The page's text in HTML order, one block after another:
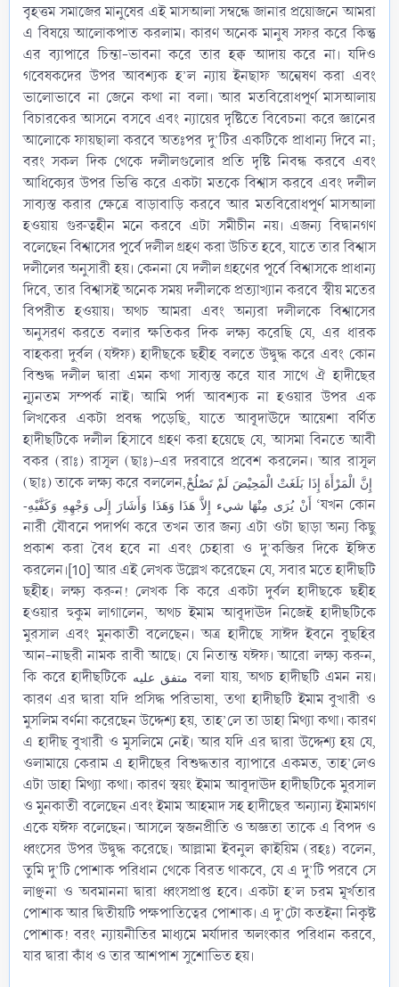
বৃহত্তম সমাজের মানুষের এই মাসআলা সম্বন্ধে জানার প্রয়োজনে আমরা
এ বিষয়ে আলোকপাত করলাম। কারণ অনেক মানুষ সফর করে কিন্তু
এর ব্যাপারে চিন্তা-ভাবনা করে তার হক্ব আদায় করে না। যদিও
গবেষকদের উপর আবশ্যক হ’ল ন্যায় ইনছাফ অন্বেষণ করা এবং
ভালোভাবে না জেনে কথা না বলা। আর মতবিরোধপূর্ণ মাসআলায়
বিচারকের আসনে বসবে এবং ন্যায়ের দৃষ্টিতে বিবেচনা করে জ্ঞানের
আলোকে ফায়ছালা করবে অতঃপর দু’টির একটিকে প্রাধান্য দিবে না;
বরং সকল দিক থেকে দলীলগুলোর প্রতি দৃষ্টি নিবন্ধ করবে এবং
আধিক্যের উপর ভিত্তি করে একটা মতকে বিশ্বাস করবে এবং দলীল
সাব্যস্ত করার ক্ষেত্রে বাড়াবাড়ি করবে আর মতবিরোধপূর্ণ মাসআলা
হওয়ায় গুরুত্বহীন মনে করবে এটা সমীচীন নয়। এজন্য বিদ্বানগণ
বলেছেন বিশ্বাসের পূর্বে দলীল গ্রহণ করা উচিত হবে, যাতে তার বিশ্বাস
দলীলের অনুসারী হয়। কেননা যে দলীল গ্রহণের পূর্বে বিশ্বাসকে প্রাধান্য
দিবে, তার বিশ্বাসই অনেক সময় দলীলকে প্রত্যাখ্যান করবে স্বীয় মতের
বিপরীত হওয়ায়। অথচ আমরা এবং অন্যরা দলীলকে বিশ্বাসের
অনুসরণ করতে বলার ক্ষতিকর দিক লক্ষ্য করেছি যে, এর ধারক
বাহকরা দুর্বল (যঈফ) হাদীছকে ছহীহ বলতে উদ্বুদ্ধ করে এবং কোন
বিশুদ্ধ দলীল দ্বারা এমন কথা সাব্যস্ত করে যার সাথে ঐ হাদীছের
ন্যূনতম সম্পর্ক নাই। আমি পর্দা আবশ্যক না হওয়ার উপর এক
লিখকের একটা প্রবন্ধ পড়েছি, যাতে আবূদাঊদে আয়েশা বর্ণিত
হাদীছটিকে দলীল হিসাবে গ্রহণ করা হয়েছে যে, আসমা বিনতে আবী
বকর (রাঃ) রাসূল (ছাঃ)-এর দরবারে প্রবেশ করলেন। আর রাসূল
(ছাঃ) তাকে লক্ষ্য করে বললেন,إِنَّ الْمَرْأَةَ إِذَا بَلَغَتْ الْمَحِيْضَ لَمْ تَصْلُحْ
أَنْ يُرَى مِنْهَا شيء إِلاَّ هَذَا وَهَذَا وَأَشَارَ إِلَى وَجْهِهِ وَكَفَّيْهِ-
‘যখন কোন
নারী যৌবনে পদার্পণ করে তখন তার জন্য এটা ওটা ছাড়া অন্য কিছু
প্রকাশ করা বৈধ হবে না এবং চেহারা ও দু’কব্জির দিকে ইঙ্গিত
করলেন।[10] আর এই লেখক উল্লেখ করেছেন যে, সবার মতে হাদীছটি
ছহীহ। লক্ষ্য করুন! লেখক কি করে একটা দুর্বল হাদীছকে ছহীহ
হওয়ার হুকুম লাগালেন, অথচ ইমাম আবূদাঊদ নিজেই হাদীছটিকে
মুরসাল এবং মুনকাতী বলেছেন। অত্র হাদীছে সাঈদ ইবনে বুছহির
আন-নাছরী নামক রাবী আছে। যে নিতান্ত যঈফ। আরো লক্ষ্য করুন,
কি করে হাদীছটিকে متفق عليه বলা যায়, অথচ হাদীছটি এমন নয়।
কারণ এর দ্বারা যদি প্রসিদ্ধ পরিভাষা, তথা হাদীছটি ইমাম বুখারী ও
মুসলিম বর্ণনা করেছেন উদ্দেশ্য হয়, তাহ’লে তা ডাহা মিথ্যা কথা। কারণ
এ হাদীছ বুখারী ও মুসলিমে নেই। আর যদি এর দ্বারা উদ্দেশ্য হয় যে,
ওলামায়ে কেরাম এ হাদীছের বিশুদ্ধতার ব্যাপারে একমত, তাহ’লেও
এটা ডাহা মিথ্যা কথা। কারণ স্বয়ং ইমাম আবূদাঊদ হাদীছটিকে মুরসাল
ও মুনকাতী বলেছেন এবং ইমাম আহমাদ সহ হাদীছের অন্যান্য ইমামগণ
একে যঈফ বলেছেন। আসলে স্বজনপ্রীতি ও অজ্ঞতা তাকে এ বিপদ ও
ধ্বংসের উপর উদ্বুদ্ধ করেছে। আল্লামা ইবনুল ক্বাইয়িম (রহঃ) বলেন,
তুমি দু’টি পোশাক পরিধান থেকে বিরত থাকবে, যে এ দু’টি পরবে সে
লাঞ্ছনা ও অবমাননা দ্বারা ধ্বংসপ্রাপ্ত হবে। একটা হ’ল চরম মূর্খতার
পোশাক আর দ্বিতীয়টি পক্ষপাতিত্বের পোশাক। এ দু’টো কতইনা নিকৃষ্ট
পোশাক! বরং ন্যায়নীতির মাধ্যমে মর্যাদার অলংকার পরিধান করবে,
যার দ্বারা কাঁধ ও তার আশপাশ সুশোভিত হয়।